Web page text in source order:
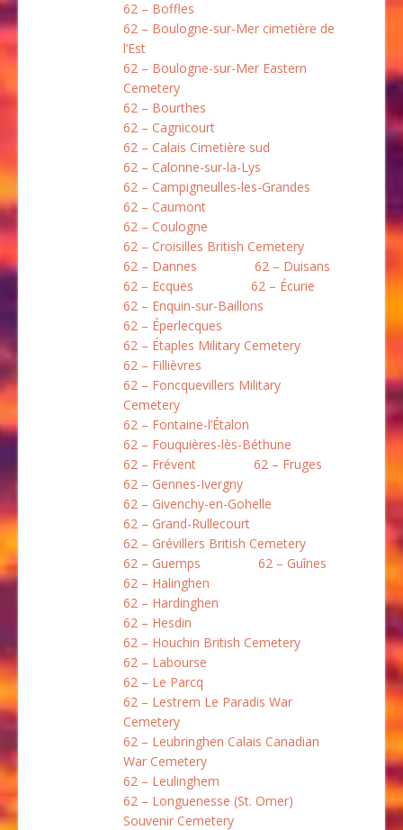
62 – Boffles
62 – Boulogne-sur-Mer cimetière de
l’Est
62 – Boulogne-sur-Mer Eastern
Cemetery
62 – Bourthes
62 – Cagnicourt
62 – Calais Cimetière sud
62 – Calonne-sur-la-Lys
62 – Campigneulles-les-Grandes
62 – Caumont
62 – Coulogne
62 – Croisilles British Cemetery
62 – Dannes
62 – Duisans
62 – Ecques
62 – Écurie
62 – Enquin-sur-Baillons
62 – Éperlecques
62 – Étaples Military Cemetery
62 – Fillièvres
62 – Foncquevillers Military
Cemetery
62 – Fontaine-l’Étalon
62 – Fouquières-lès-Béthune
62 – Frévent
62 – Fruges
62 – Gennes-Ivergny
62 – Givenchy-en-Gohelle
62 – Grand-Rullecourt
62 – Grévillers British Cemetery
62 – Guemps
62 – Guînes
62 – Halinghen
62 – Hardinghen
62 – Hesdin
62 – Houchin British Cemetery
62 – Labourse
62 – Le Parcq
62 – Lestrem Le Paradis War
Cemetery
62 – Leubringhen Calais Canadian
War Cemetery
62 – Leulinghem
62 – Longuenesse (St. Omer)
Souvenir Cemetery